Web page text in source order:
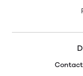
Contact